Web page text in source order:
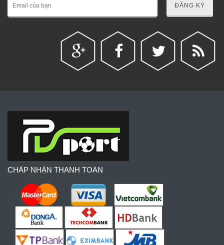
ĐĂNG KÝ
CHẤP NHẬN THANH TOÁN